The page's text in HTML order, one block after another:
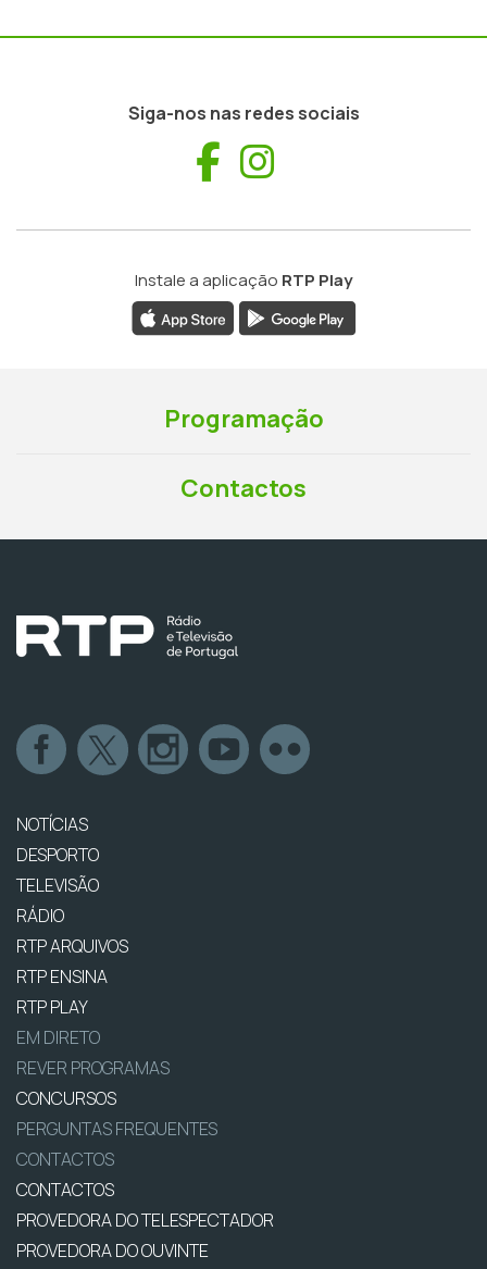
Siga-nos nas redes sociais
Facebook
Instale a aplicação RTP Play
Programação
Contactos
NOTÍCIAS
DESPORTO
TELEVISÃO
RÁDIO
RTP ARQUIVOS
RTP ENSINA
RTP PLAY
EM DIRETO
REVER PROGRAMAS
CONCURSOS
PERGUNTAS FREQUENTES
CONTACTOS
CONTACTOS
PROVEDORA DO TELESPECTADOR
PROVEDORA DO OUVINTE